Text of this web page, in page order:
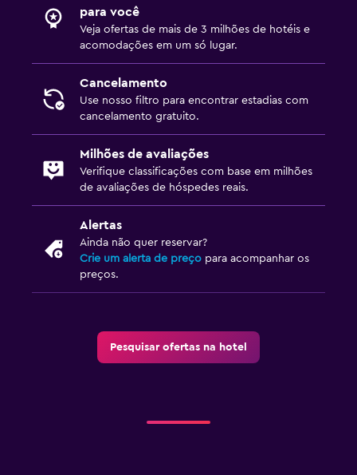
para você
Veja ofertas de mais de 3 milhões de hotéis e
acomodações em um só lugar.
Cancelamento
Use nosso filtro para encontrar estadias com
cancelamento gratuito.
Milhões de avaliações
Verifique classificações com base em milhões
de avaliações de hóspedes reais.
Alertas
Ainda não quer reservar?
Crie um alerta de preço para acompanhar os
preços.
Pesquisar ofertas na hotel